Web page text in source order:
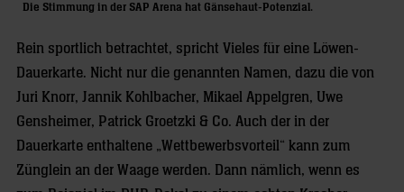
Die Stimmung in der SAP Arena hat Gänsehaut-Potenzial.
Rein sportlich betrachtet, spricht Vieles für eine Löwen-
Dauerkarte. Nicht nur die genannten Namen, dazu die von
Juri Knorr, Jannik Kohlbacher, Mikael Appelgren, Uwe
Gensheimer, Patrick Groetzki & Co. Auch der in der
Dauerkarte enthaltene „Wettbewerbsvorteil“ kann zum
Zünglein an der Waage werden. Dann nämlich, wenn es